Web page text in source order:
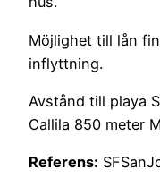
Möjlighet till lån
inflyttning.
Avstånd till playa
Callila 850 meter
Referens: